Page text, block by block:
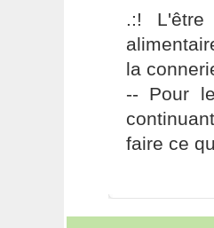
.:!
la
-- Pour
faire ce